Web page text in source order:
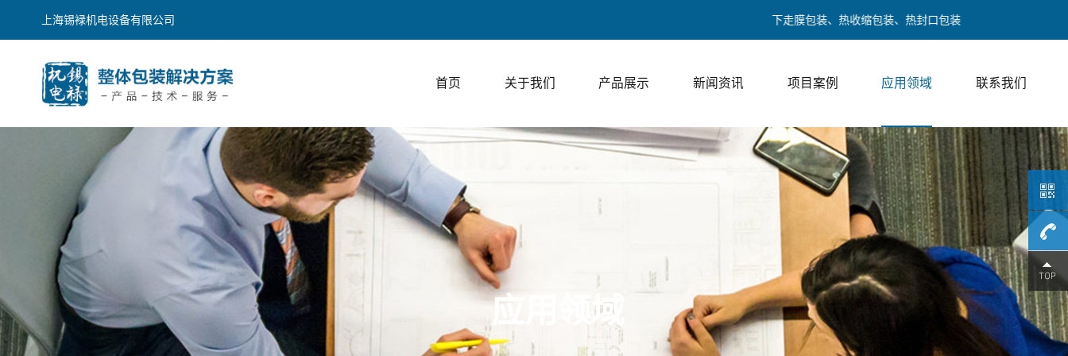
上海锡䘵机电设备有限公司 上走膜包装、下走膜包装、热收缩包装、热封口包装
首页 关于我们 产品展示 新闻资讯 项目案例 应用领域 联系我们
应用领域 / 邓经理